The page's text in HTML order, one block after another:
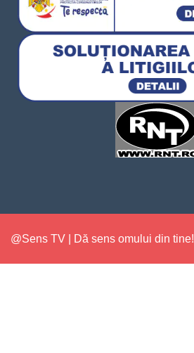
@Sens TV | Dă sens omului din tine!